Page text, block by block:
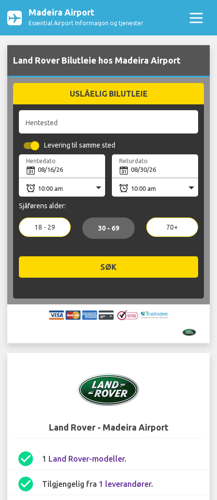
Madeira Airport
Essential Airport Informasjon og tjenester
Land Rover Bilutleie hos Madeira Airport
USLÅELIG BILUTLEIE
Hentested
Levering til samme sted
Hentedato Returdato
Sjåførens alder:
18 - 29 30 - 69 70+
SØK
Land Rover - Madeira Airport
check_circle 1 Land Rover-modeller.
check_circle Tilgjengelig fra 1 leverandører.